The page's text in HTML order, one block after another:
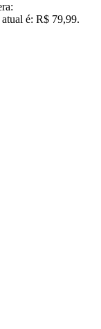
é: R$ 79,99.